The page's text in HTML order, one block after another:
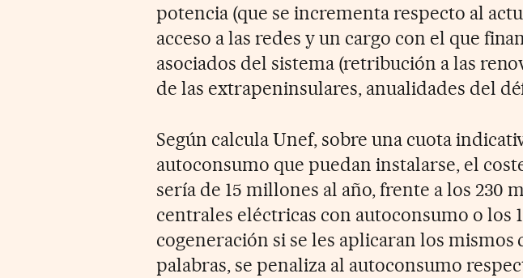
potencia (que se incrementa respecto al
acceso a las redes y un cargo con el que
asociados del sistema (retribución a las
de las extrapeninsulares, anualidades del
Según calcula Unef, sobre una cuota
autoconsumo que puedan instalarse, el
sería de 15 millones al año, frente a los 230
centrales eléctricas con autoconsumo o los
cogeneración si se les aplicaran los mismos
palabras, se penaliza al autoconsumo